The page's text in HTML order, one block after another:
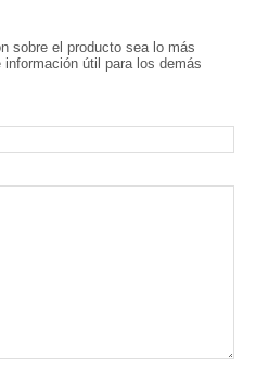
sobre el producto sea lo más
útil para los demás